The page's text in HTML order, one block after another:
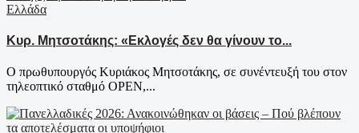
Ελλάδα
Κυρ. Μητσοτάκης: «Εκλογές δεν θα γίνουν το...
Ο πρωθυπουργός Κυριάκος Μητσοτάκης, σε συνέντευξή του στον
τηλεοπτικό σταθμό OPEN,...